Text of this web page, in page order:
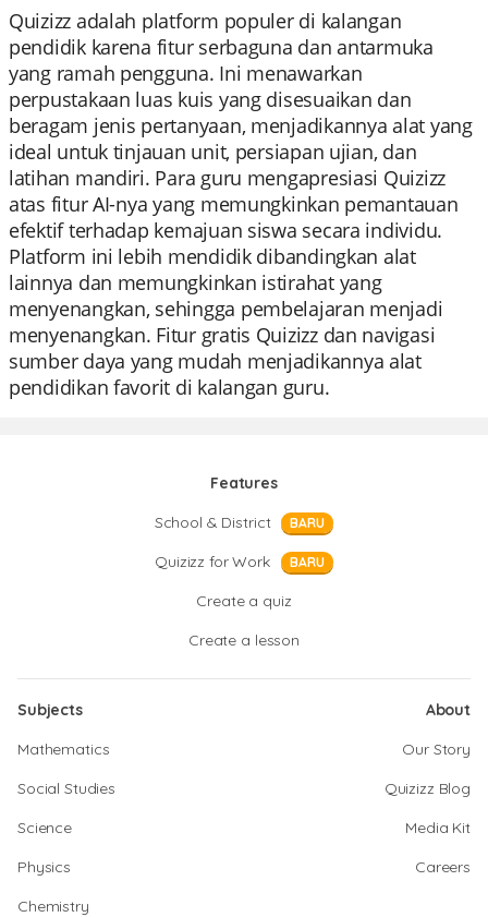
Quizizz adalah platform populer di kalangan
pendidik karena fitur serbaguna dan antarmuka
yang ramah pengguna. Ini menawarkan
perpustakaan luas kuis yang disesuaikan dan
beragam jenis pertanyaan, menjadikannya alat yang
ideal untuk tinjauan unit, persiapan ujian, dan
latihan mandiri. Para guru mengapresiasi Quizizz
atas fitur AI-nya yang memungkinkan pemantauan
efektif terhadap kemajuan siswa secara individu.
Platform ini lebih mendidik dibandingkan alat
lainnya dan memungkinkan istirahat yang
menyenangkan, sehingga pembelajaran menjadi
menyenangkan. Fitur gratis Quizizz dan navigasi
sumber daya yang mudah menjadikannya alat
pendidikan favorit di kalangan guru.
Features
School & District
BARU
Quizizz for Work BARU
Create a quiz
Create a lesson
Subjects
Mathematics
Social Studies
Science
Physics
Chemistry
About
Our Story
Quizizz Blog
Media Kit
Careers